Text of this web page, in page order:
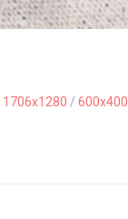
1706x1280 / 600x400